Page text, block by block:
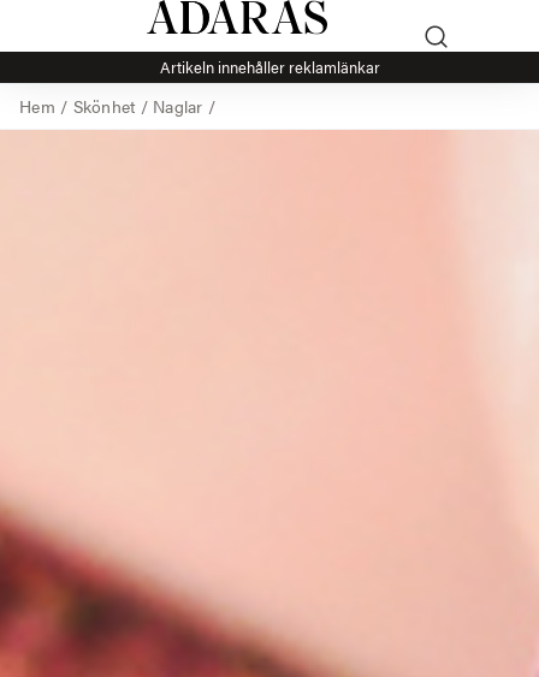
Artikeln innehåller reklamlänkar
Hem / Skönhet/ Naglar /